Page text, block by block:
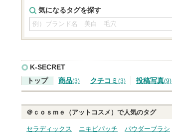
気になるタグを探す
K-SECRET
トップ
商品(3) クチコミ (3) 投稿写真(9)
＠ｃｏｓｍｅ（アットコスメ）で人気のタグ
セラディックス ニキビパッチ パウダーブラシ